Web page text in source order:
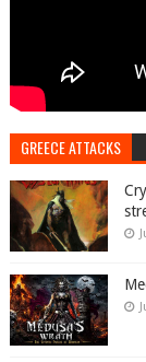
GREECE ATTACKS